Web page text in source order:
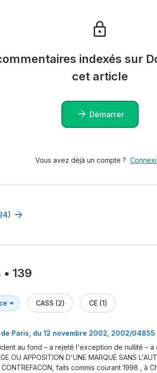
indexés sur
cet article
Démarrer
Vous avez déjà un compte ?
• 139
CASS (2) CE (1)
Paris, du 12 novembre 2002, 2002/04855
au fond – a rejeté l'exception de nullité – a
OU APPOSITION D'UNE MARQUE SANS
CONTREFACON, faits commis courant 1998 , à